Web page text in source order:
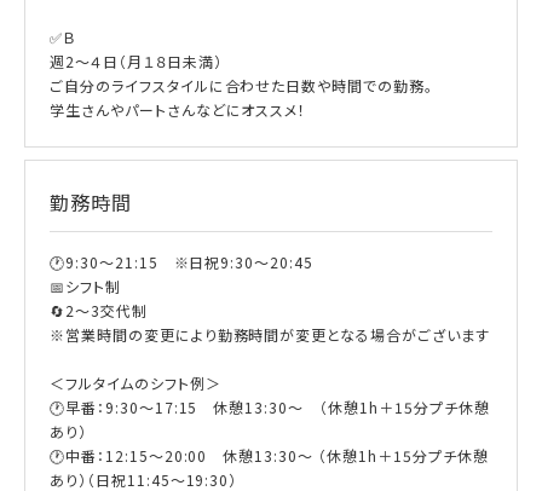
✅Ｂ
週2～４日（月１８日未満）
ご自分のライフスタイルに合わせた日数や時間での勤務。
学生さんやパートさんなどにオススメ！
勤務時間
🕐9:30～21:15 ※日祝9:30～20:45
📅シフト制
🔄2～3交代制
※営業時間の変更により勤務時間が変更となる場合がございます
＜フルタイムのシフト例＞
🕐早番：9:30～17:15 休憩13:30～ （休憩1h＋15分プチ休憩
あり）
🕐中番：12:15～20:00 休憩13:30～ （休憩1h＋15分プチ休憩
あり）（日祝11:45～19:30）